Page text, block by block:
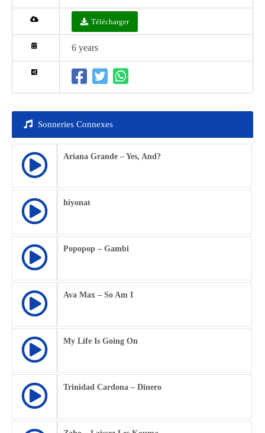
Télécharger
6 years
Sonneries Connexes
Ariana Grande – Yes, And?
hiyonat
Popopop – Gambi
Ava Max – So Am I
My Life Is Going On
Trinidad Cardona – Dinero